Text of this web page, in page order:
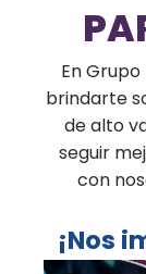
En
brindarte
de alto
seguir
con
¡Nos